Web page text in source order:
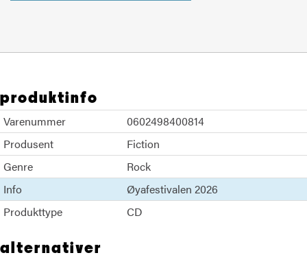
produktinfo
Varenummer
0602498400814
Produsent
Fiction
Genre
Rock
Info
Øyafestivalen 2026
Produkttype
CD
alternativer